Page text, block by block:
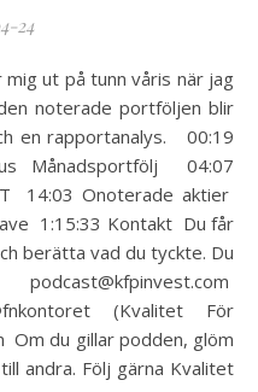
24
noterade portföljen blir
en rapportanalys. 00:19
Månadsportfölj 04:07
14:03 Onoterade aktier
1:15:33 Kontakt Du får
berätta vad du tyckte. Du
(Kvalitet För
du gillar podden, glöm
andra. Följ gärna Kvalitet